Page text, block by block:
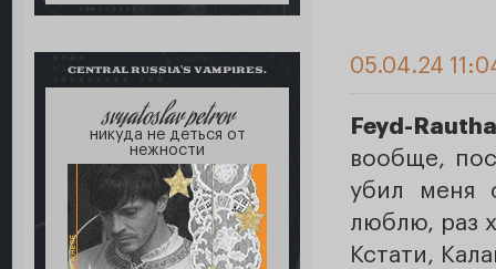
CENTRAL RUSSIA'S VAMPIRES.
svyatoslav petrov
никуда не деться от
нежности
05.04.24
Feyd-
вообще,
убил меня
люблю, раз
Кстати,